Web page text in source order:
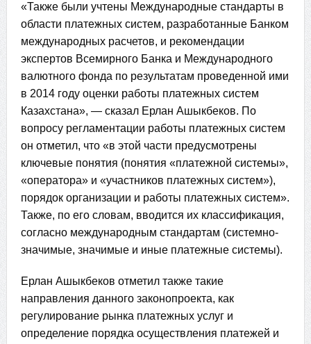
«Также были учтены Международные стандарты в
области платежных систем, разработанные Банком
международных расчетов, и рекомендации
экспертов Всемирного Банка и Международного
валютного фонда по результатам проведенной ими
в 2014 году оценки работы платежных систем
Казахстана», — сказал Ерлан Ашыкбеков. По
вопросу регламентации работы платежных систем
он отметил, что «в этой части предусмотрены
ключевые понятия (понятия «платежной системы»,
«оператора» и «участников платежных систем»),
порядок организации и работы платежных систем».
Также, по его словам, вводится их классификация,
согласно международным стандартам (системно-
значимые, значимые и иные платежные системы).
Ерлан Ашыкбеков отметил также такие
направления данного законопроекта, как
регулирование рынка платежных услуг и
определение порядка осуществления платежей и